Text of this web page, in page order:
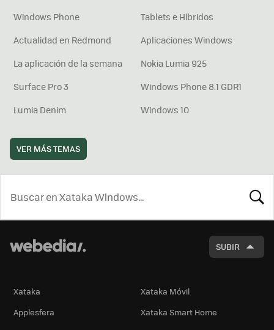
Windows Phone
Tablets e Híbridos
Actualidad en Redmond
Aplicaciones Windows
La aplicación de la semana
Nokia Lumia 925
Surface Pro 3
Windows Phone 8.1 GDR1
Lumia Denim
Windows 10
VER MÁS TEMAS
SUBIR
Xataka
Xataka Móvil
Applesfera
Xataka Smart Home